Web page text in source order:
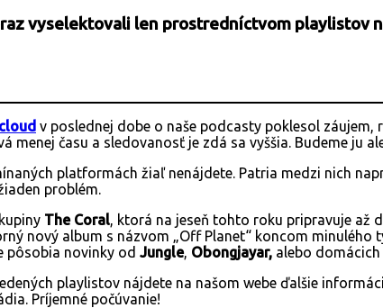
vyselektovali len prostredníctvom playlistov
v poslednej dobe o naše podcasty poklesol
menej času a sledovanosť je zdá sa vyššia. Budeme
platformách žiaľ nenájdete. Patria medzi nich
problém.
The Coral, ktorá na jeseň tohto roku pripravuje až
nový album s názvom „Off Planet“ koncom minulého
pôsobia novinky od Jungle, Obongjayar, alebo domácich
playlistov nájdete na našom webe ďalšie
Príjemné počúvanie!